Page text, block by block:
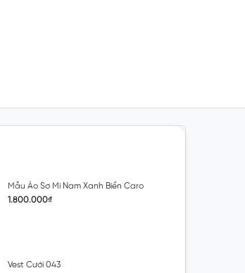
Mẫu Áo Sơ Mi Nam Xanh Biển Caro
1.800.000₫
Vest Cưới 043